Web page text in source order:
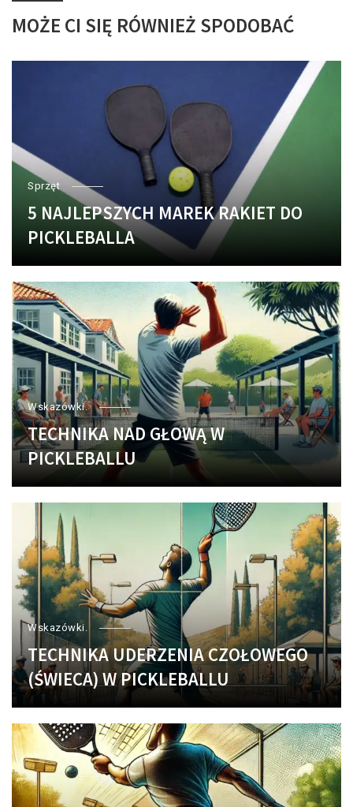
MOŻE CI SIĘ RÓWNIEŻ SPODOBAĆ
Sprzęt
5 NAJLEPSZYCH MAREK RAKIET DO
PICKLEBALLA
Wskazówki.
TECHNIKA NAD GŁOWĄ W
PICKLEBALLU
Wskazówki.
TECHNIKA UDERZENIA CZOŁOWEGO
(ŚWIECA) W PICKLEBALLU